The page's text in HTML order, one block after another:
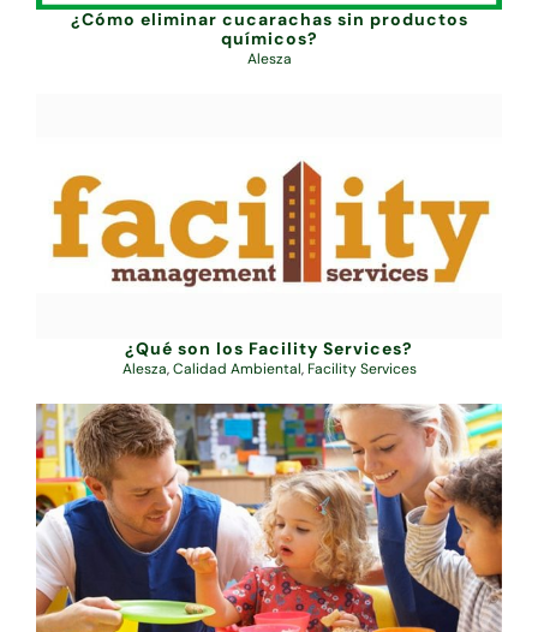
¿Cómo eliminar cucarachas sin productos
químicos?
Alesza
¿Qué son los Facility Services?
Alesza,Calidad Ambiental,Facility Services